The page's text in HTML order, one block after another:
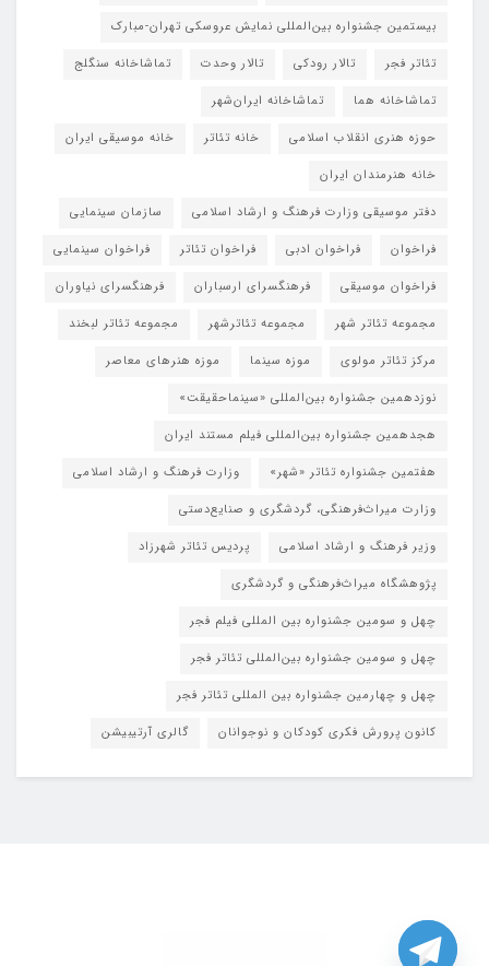
بیستمین جشنواره بین‌المللی نمایش عروسکی تهران-مبارک
تئاتر فجر
تالار رودکی تالار وحدت
تماشاخانه سنگلج
تماشاخانه هما
تماشاخانه‌ ایران‌شهر
حوزه هنری انقلاب اسلامی
خانه تئاتر
خانه موسیقی ایران
خانه هنرمندان ایران
دفتر موسیقی وزارت فرهنگ و ارشاد اسلامی
سازمان سینمایی
فراخوان
فراخوان ادبی فراخوان تئاتر
فراخوان سینمایی
فراخوان موسیقی
فرهنگسرای ارسباران
فرهنگسرای نیاوران
مجموعه تئاتر شهر
مجموعه تئاترشهر
مجموعه تئاتر لبخند
مرکز تئاتر مولوی
موزه سینما
موزه هنرهای معاصر
نوزدهمین جشنواره بین‌المللی «سینماحقیقت»
هجدهمین جشنواره بین‌المللی فیلم مستند ایران
هفتمین جشنواره تئاتر «شهر»
وزارت فرهنگ و ارشاد اسلامی
وزارت میراث‌فرهنگی، گردشگری و صنایع‌دستی
وزیر فرهنگ و ارشاد اسلامی
پردیس تئاتر شهرزاد
پژوهشگاه میراث‌فرهنگی و گردشگری
چهل و سومین جشنواره بین المللی فیلم فجر
چهل و سومین جشنواره بین‌المللی تئاتر فجر
چهل و چهارمین جشنواره بین المللی تئاتر فجر
کانون پرورش فکری کودکان و نوجوانان
گالری آرتیبیشن